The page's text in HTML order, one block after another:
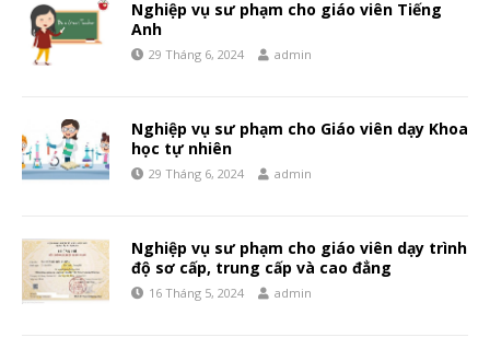
Nghiệp vụ sư phạm cho giáo viên Tiếng
Anh
29 Tháng 6, 2024 admin
Nghiệp vụ sư phạm cho Giáo viên dạy Khoa
học tự nhiên
29 Tháng 6, 2024 admin
Nghiệp vụ sư phạm cho giáo viên dạy trình
độ sơ cấp, trung cấp và cao đẳng
16 Tháng 5, 2024 admin